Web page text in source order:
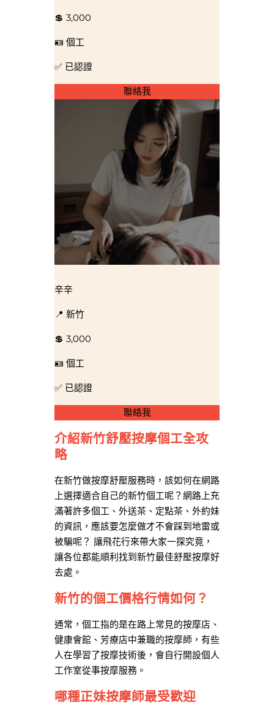
💲 3,000
🪪 個工
✅ 已認證
聯絡我
辛辛
📍 新竹
💲 3,000
🪪 個工
✅ 已認證
聯絡我
介紹新竹舒壓按摩個工全攻
略
在新竹做按摩舒壓服務時，該如何在網路
上選擇適合自己的新竹個工呢？網路上充
滿著許多個工、外送茶、定點茶、外約妹
的資訊，應該要怎麼做才不會踩到地雷或
被騙呢？ 讓飛花行來帶大家一探究竟，
讓各位都能順利找到新竹最佳舒壓按摩好
去處。
新竹的個工價格行情如何？
通常，個工指的是在路上常見的按摩店、
健康會館、芳療店中兼職的按摩師，有些
人在學習了按摩技術後，會自行開設個人
工作室從事按摩服務。
哪種正妹按摩師最受歡迎